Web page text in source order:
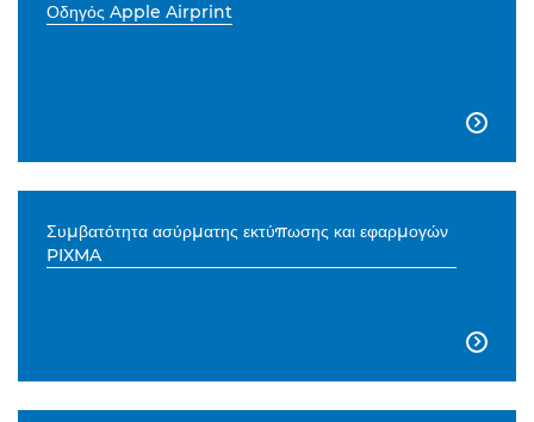
Οδηγός Apple Airprint

Συμβατότητα ασύρματης εκτύπωσης και εφαρμογών
PIXMA
